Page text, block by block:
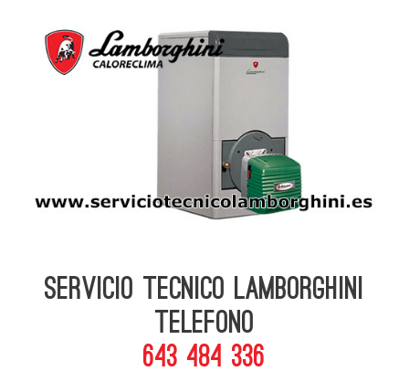
Servicio Tecnico Lamborghini
telefono
643 484 336